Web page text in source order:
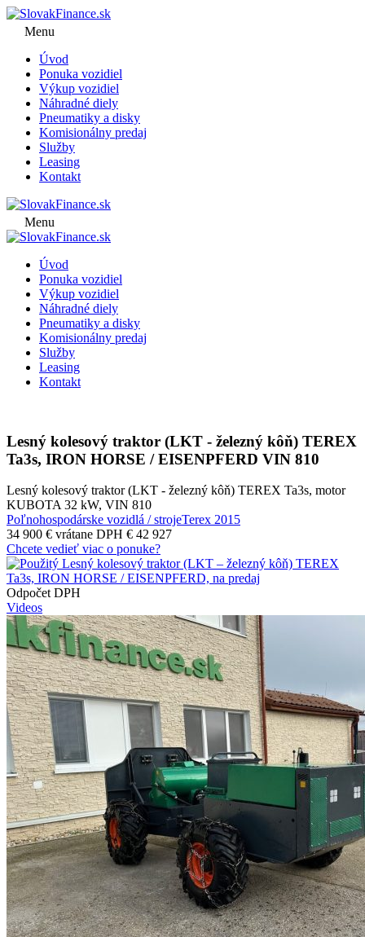
Menu
Úvod
Ponuka vozidiel
Výkup vozidiel
Náhradné diely
Pneumatiky a disky
Komisionálny predaj
Služby
Leasing
Kontakt
Menu
Úvod
Ponuka vozidiel
Výkup vozidiel
Náhradné diely
Pneumatiky a disky
Komisionálny predaj
Služby
Leasing
Kontakt
Lesný kolesový traktor (LKT - železný kôň) TEREX
Ta3s, IRON HORSE / EISENPFERD VIN 810
Lesný kolesový traktor (LKT - železný kôň) TEREX Ta3s, motor
KUBOTA 32 kW, VIN 810
Poľnohospodárske vozidlá / strojeTerex 2015
34 900 € vrátane DPH € 42 927
Chcete vedieť viac o ponuke?
Odpočet DPH
Videos